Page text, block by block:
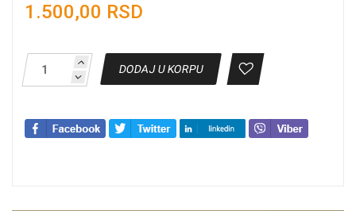
1.500,00 RSD
DODAJ U KORPU